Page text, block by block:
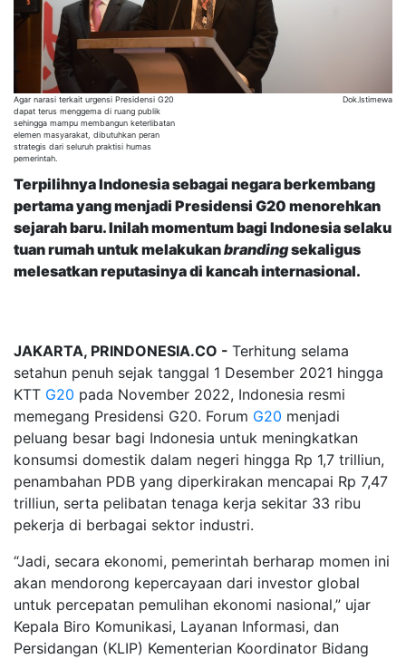
Agar narasi terkait urgensi Presidensi G20
dapat terus menggema di ruang publik
sehingga mampu membangun keterlibatan
elemen masyarakat, dibutuhkan peran
strategis dari seluruh praktisi humas
pemerintah.
Dok.Istimewa
Terpilihnya Indonesia sebagai negara berkembang
pertama yang menjadi Presidensi G20 menorehkan
sejarah baru. Inilah momentum bagi Indonesiaselaku
tuan rumah untuk melakukanbrandingsekaligus
melesatkan reputasinya di kancah internasional.
JAKARTA, PRINDONESIA.CO - Terhitung selama
setahun penuh sejak tanggal 1 Desember 2021 hingga
KTT G20 pada November 2022, Indonesia resmi
memegang Presidensi G20. Forum G20 menjadi
peluang besar bagi Indonesia untuk meningkatkan
konsumsi domestik dalam negeri hingga Rp 1,7 trilliun,
penambahan PDB yang diperkirakan mencapai Rp 7,47
trilliun, serta pelibatan tenaga kerja sekitar 33 ribu
pekerja di berbagai sektor industri.
“Jadi, secara ekonomi, pemerintah berharap momen ini
akan mendorong kepercayaan dari investor global
untuk percepatan pemulihan ekonomi nasional,” ujar
Kepala Biro Komunikasi, Layanan Informasi, dan
Persidangan (KLIP) Kementerian Koordinator Bidang